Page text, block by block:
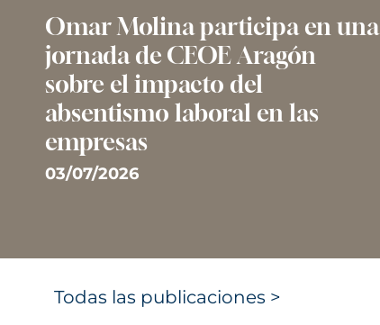
Omar Molina participa en una
jornada de CEOE Aragón
sobre el impacto del
absentismo laboral en las
empresas
03/07/2026
Todas las publicaciones >